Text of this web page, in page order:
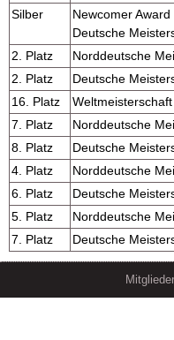
Silber
Newcomer Award
Deutsche
2. Platz Norddeutsche
2. Platz
Deutsche
16. Platz
Weltmeisterschaft
7. Platz
Norddeutsche
8. Platz
Deutsche
4. Platz
Norddeutsche
6. Platz
Deutsche
5. Platz
Norddeutsche
7. Platz
Deutsche